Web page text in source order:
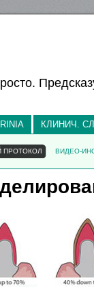
КЛИНИЧ.
ПРОТОКОЛ ВИДЕО-